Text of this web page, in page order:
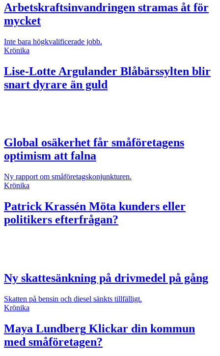
Arbetskraftsinvandringen stramas åt för
mycket
Inte bara högkvalificerade jobb.
Krönika
Lise-Lotte Argulander Blåbärssylten blir
snart dyrare än guld
Global osäkerhet får småföretagens
optimism att falna
Ny rapport om småföretagskonjunkturen.
Krönika
Patrick Krassén Möta kunders eller
politikers efterfrågan?
Ny skattesänkning på drivmedel på gång
Skatten på bensin och diesel sänkts tillfälligt.
Krönika
Maya Lundberg Klickar din kommun
med småföretagen?